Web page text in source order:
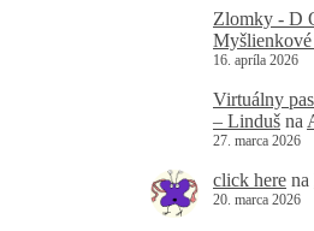
Zlomky - D
16. apríla 2026
Virtuálny
– Linduš na
27. marca 2026
click here na
20. marca 2026